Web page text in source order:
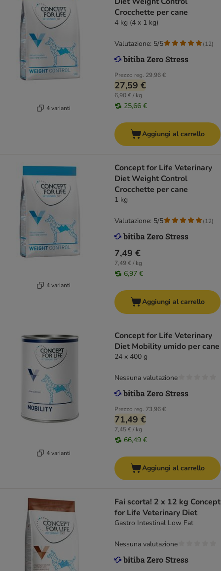
4 varianti
Crocchette per cane
4 kg (4 x 1 kg)
Prezzo reg. 29,96 €
27,59 €
6,90 € / kg
25,66 €
Valutazione: 5/5 (12)
Aggiungi al carrello
4 varianti
Concept for Life Veterinary
Diet Weight Control
Crocchette per cane
1 kg
7,49 €
7,49 € / kg
6,97 €
Valutazione: 5/5 (12)
Aggiungi al carrello
4 varianti
Concept for Life Veterinary
Diet Mobility umido per cane
24 x 400 g
Prezzo reg. 73,96 €
71,49 €
7,45 € / kg
66,49 €
Nessuna valutazione
Aggiungi al carrello
Fai scorta! 2 x 12 kg Concept
for Life Veterinary Diet
Gastro Intestinal Low Fat
Nessuna valutazione